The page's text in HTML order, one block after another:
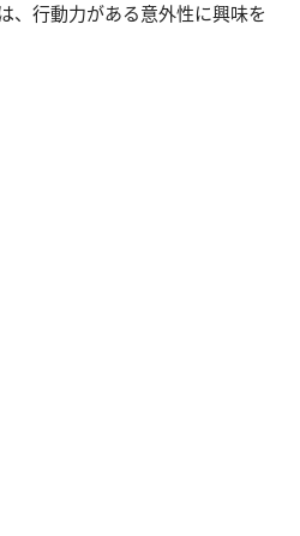
、行動力がある意外性に興味を